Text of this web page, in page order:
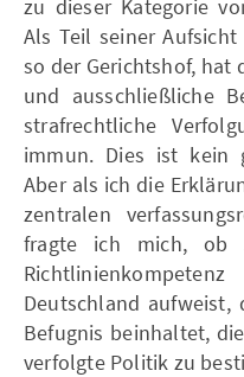
zu dieser Kategorie
Als Teil seiner
so der Gerichtshof, hat
und ausschließliche
strafrechtliche
immun. Dies ist kein
Aber als ich die
zentralen
fragte ich mich, ob
Deutschland
Befugnis beinhaltet,
verfolgte Politik zu